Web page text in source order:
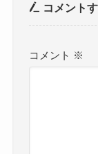
コメント
コメント ※